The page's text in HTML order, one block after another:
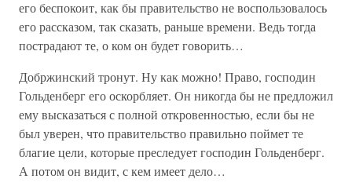
его беспокоит, как бы правительство не воспользовалось
его рассказом, так сказать, раньше времени. Ведь тогда
пострадают те, о ком он будет говорить…
Добржинский тронут. Ну как можно! Право, господин
Гольденберг его оскорбляет. Он никогда бы не предложил
ему высказаться с полной откровенностью, если бы не
был уверен, что правительство правильно поймет те
благие цели, которые преследует господин Гольденберг.
А потом он видит, с кем имеет дело…